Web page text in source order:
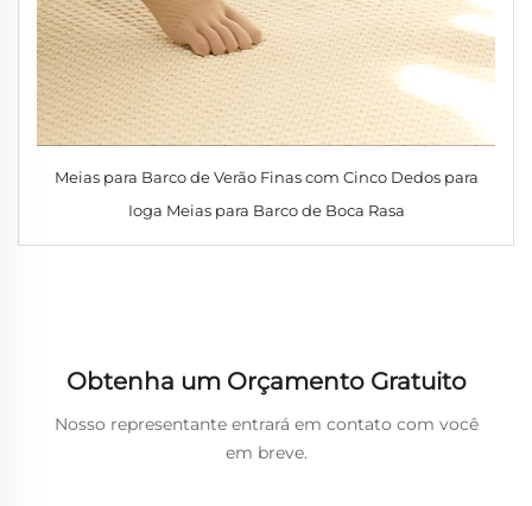
Meias para Barco de Verão Finas com Cinco Dedos para
Ioga Meias para Barco de Boca Rasa
Obtenha um Orçamento Gratuito
Nosso representante entrará em contato com você
em breve.